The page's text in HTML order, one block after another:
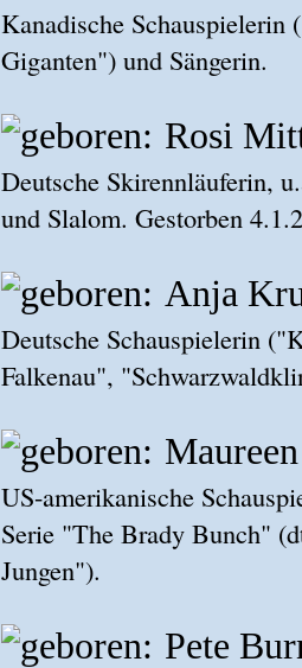
Kanadische
Giganten") und Sängerin.
Rosi
Deutsche Skirennläuferin,
und Slalom. Gestorben
Anja
Deutsche Schauspielerin
Falkenau",
US-amerikanische
Serie "The Brady Bunch"
Jungen").
Pete